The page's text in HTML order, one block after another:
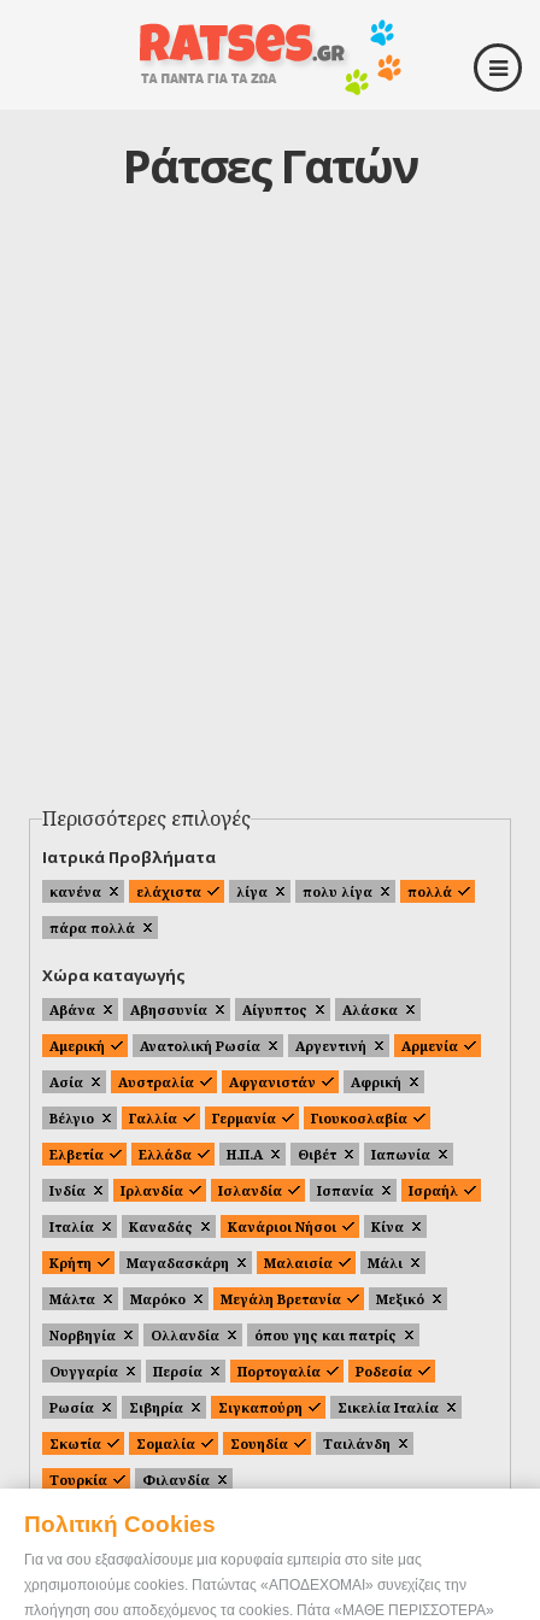
Πολιτική Cookies
Για να σου εξασφαλίσουμε μια κορυφαία εμπειρία στο site μας
χρησιμοποιούμε cookies. Πατώντας «ΑΠΟΔΕΧΟΜΑΙ» συνεχίζεις την
πλοήγηση σου αποδεχόμενος τα cookies. Πάτα «ΜΑΘΕ ΠΕΡΙΣΣΟΤΕΡΑ»
Ράτσες Γατών
Περισσότερες επιλογές
Ιατρικά Προβλήματα
κανένα ελάχιστα λίγα πολυ λίγα
πολλά
πάρα πολλά
Χώρα καταγωγής
Αβάνα Αβησσυνία Αίγυπτος
Αλάσκα
Αμερική
Ανατολική Ρωσία Αργεντινή
Αρμενία
Ασία
Αυστραλία Αφγανιστάν
Αφρική
Βέλγιο
Γαλλία Γερμανία
Γιουκοσλαβία
Ελβετία
Ελλάδα Η.Π.Α Θιβέτ
Ιαπωνία
Ινδία
Ιρλανδία Ισλανδία Ισπανία
Ισραήλ
Ιταλία
Καναδάς Κανάριοι Νήσοι
Κίνα
Κρήτη
Μαγαδασκάρη Μαλαισία
Μάλι
Μάλτα
Μαρόκο Μεγάλη Βρετανία
Μεξικό
Νορβηγία
Ολλανδία
όπου γης και πατρίς
Ουγγαρία
Περσία Πορτογαλία
Ροδεσία
Ρωσία
Σιβηρία Σιγκαπούρη
Σικελία Ιταλία
Σκωτία
Σομαλία Σουηδία
Ταιλάνδη
Τουρκία
Φιλανδία